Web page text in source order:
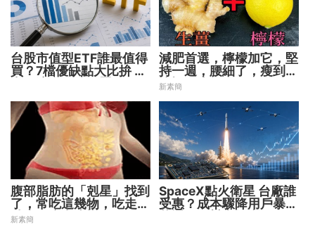
台股市值型ETF誰最值得
買？7檔優缺點大比拚 找
減肥首選，檸檬加它，堅
持一週，腰細了，瘦到你
懷疑人生
新素簡
腹部脂肪的「剋星」找到
了，常吃這幾物，吃走大
肚囊，瘦出小蠻腰
新素簡
SpaceX點火衛星 台廠誰
受惠？成本驟降用戶暴增